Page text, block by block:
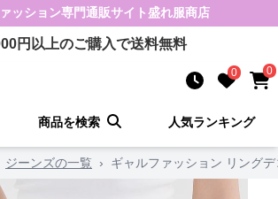
ッション専門通販サイト盛れ服商店
円以上のご購入で送料無料
0 0
商品を検索 人気ランキング
ジーンズの一覧 › ギャルファッション リング